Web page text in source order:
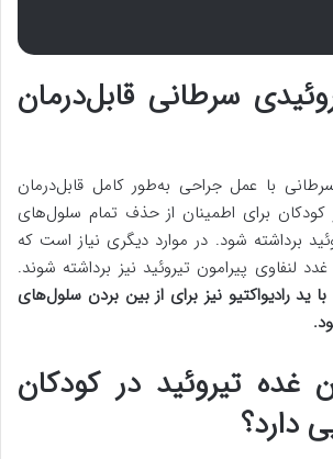
سرطانی قابل‌درمان
با عمل جراحی به‌طور کامل قابل‌درمان
برای اطمینان از حذف تمام سلول‌های
برداشته شود. در موارد دیگری نیاز است که
لنفاوی پیرامون تیروئید نیز برداشته شوند.
ید رادیواکتیو نیز برای از بین بردن سلول‌های
غده تیروئید در کودکان
دارد؟